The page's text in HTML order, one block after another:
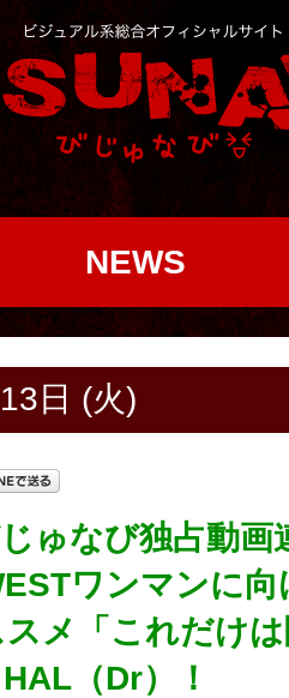
NEWS
日 (火)
じゅなび独占動画
ワンマンに
メ「これだけ
（Dr）！